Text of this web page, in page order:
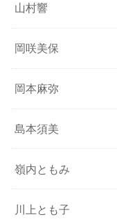
山村響
岡咲美保
岡本麻弥
島本須美
嶺内ともみ
川上とも子